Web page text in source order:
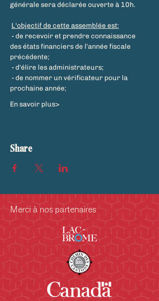
générale sera déclarée ouverte à 10h.
L'objectif de cette assemblée est:
des états financiers de l'année fiscale
précédente;
- d'élire les administrateurs;
prochaine année;
En savoir plus>
Share
Merci à nos partenaires